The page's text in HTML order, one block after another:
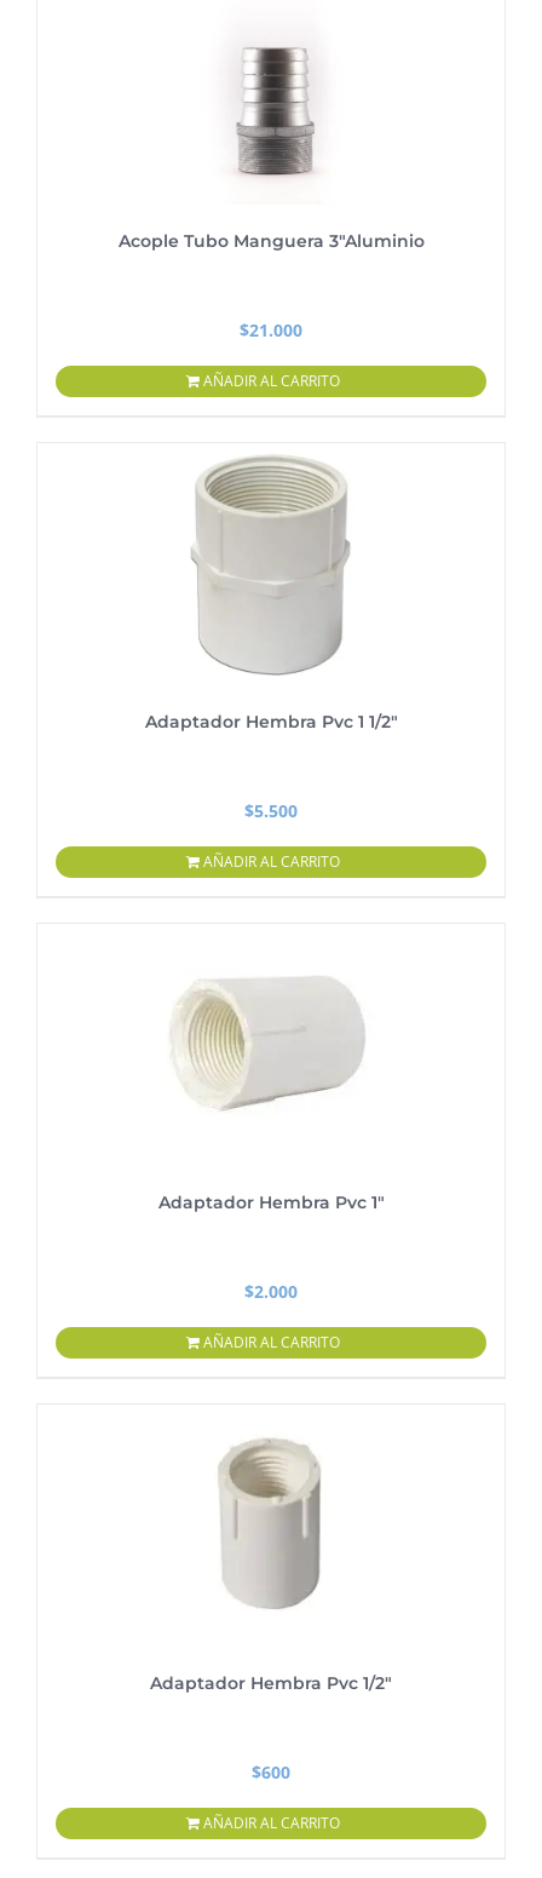
Acople Tubo Manguera 3″Aluminio
$21.000
AÑADIR AL CARRITO
Adaptador Hembra Pvc 1 1/2″
$5.500
AÑADIR AL CARRITO
Adaptador Hembra Pvc 1″
$2.000
AÑADIR AL CARRITO
Adaptador Hembra Pvc 1/2″
$600
AÑADIR AL CARRITO